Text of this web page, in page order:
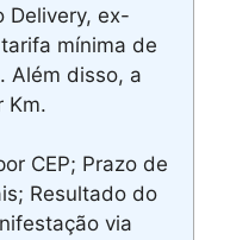
Delivery, ex-
mínima de
Além disso, a
Km.
CEP; Prazo de
Resultado do
via